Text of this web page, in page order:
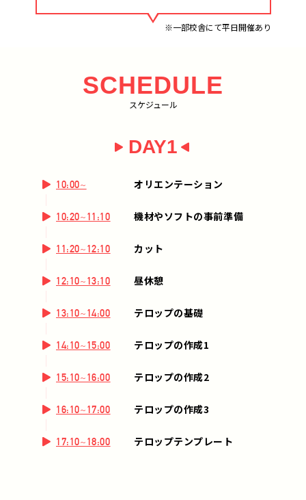
※一部校舎にて平日開催あり
SCHEDULE
スケジュール
DAY1
10:00~ オリエンテーション
10:20~11:10 機材やソフトの事前準備
11:20~12:10 カット
12:10~13:10 昼休憩
13:10~14:00 テロップの基礎
14:10~15:00 テロップの作成1
15:10~16:00 テロップの作成2
16:10~17:00 テロップの作成3
17:10~18:00 テロップテンプレート